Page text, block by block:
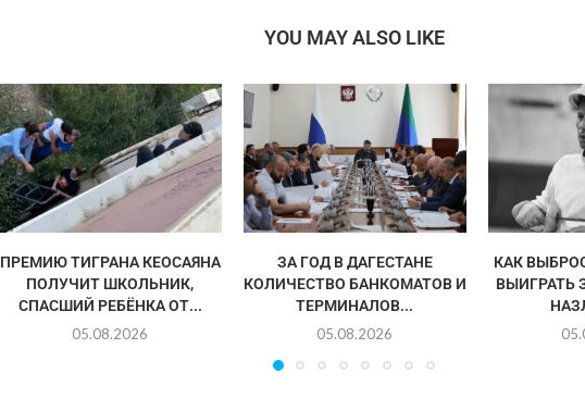
YOU MAY ALSO LIKE
ПРЕМИЮ ТИГРАНА КЕОСАЯНА
ПОЛУЧИТ ШКОЛЬНИК,
СПАСШИЙ РЕБЁНКА ОТ...
05.08.2026
ЗА ГОД В ДАГЕСТАНЕ
КОЛИЧЕСТВО БАНКОМАТОВ И
ТЕРМИНАЛОВ...
05.08.2026
КАК
ВЫИГРАТЬ